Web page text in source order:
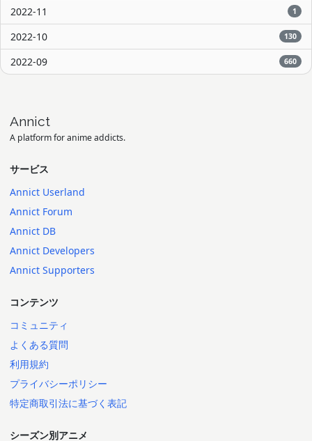
2022-11 1
2022-10 130
2022-09 660
Annict
A platform for anime addicts.
サービス
Annict Userland
Annict Forum
Annict DB
Annict Developers
Annict Supporters
コンテンツ
コミュニティ
よくある質問
利用規約
プライバシーポリシー
特定商取引法に基づく表記
シーズン別アニメ